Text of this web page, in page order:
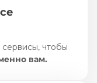
чтобы
вам.